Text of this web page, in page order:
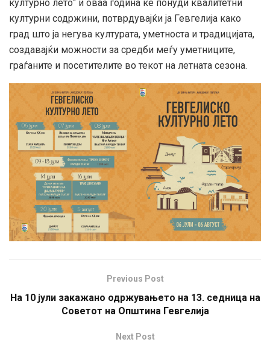
културно лето“ и оваа година ќе понуди квалитетни
културни содржини, потврдувајќи ја Гевгелија како
град што ја негува културата, уметноста и традицијата,
создавајќи можности за средби меѓу уметниците,
граѓаните и посетителите во текот на летната сезона.
Previous Post
На 10 јули закажано одржувањето на 13. седница на
Советот на Општина Гевгелија
Next Post